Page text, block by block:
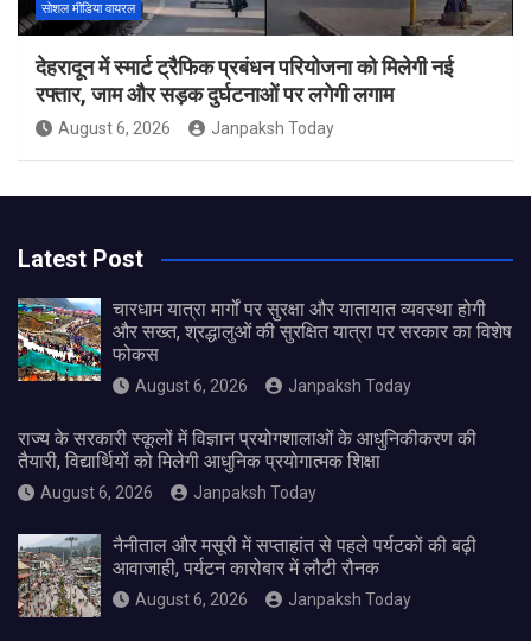
सोशल मीडिया वायरल
देहरादून में स्मार्ट ट्रैफिक प्रबंधन परियोजना को मिलेगी नई
रफ्तार, जाम और सड़क दुर्घटनाओं पर लगेगी लगाम
August 6, 2026 Janpaksh Today
Latest Post
चारधाम यात्रा मार्गों पर सुरक्षा और यातायात व्यवस्था होगी
और सख्त, श्रद्धालुओं की सुरक्षित यात्रा पर सरकार का विशेष
फोकस
August 6, 2026 Janpaksh Today
राज्य के सरकारी स्कूलों में विज्ञान प्रयोगशालाओं के आधुनिकीकरण की
तैयारी, विद्यार्थियों को मिलेगी आधुनिक प्रयोगात्मक शिक्षा
August 6, 2026 Janpaksh Today
नैनीताल और मसूरी में सप्ताहांत से पहले पर्यटकों की बढ़ी
आवाजाही, पर्यटन कारोबार में लौटी रौनक
August 6, 2026 Janpaksh Today